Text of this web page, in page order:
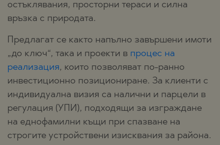
остъклявания, просторни тераси и силна
връзка с природата.
Предлагат се както напълно завършени имоти
„до ключ“, така и проекти в процес на
реализация, които позволяват по-ранно
инвестиционно позициониране. За клиенти с
индивидуална визия са налични и парцели в
регулация (УПИ), подходящи за изграждане
на еднофамилни къщи при спазване на
строгите устройствени изисквания за района.